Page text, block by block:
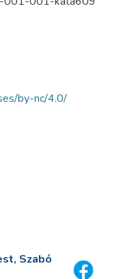
by-nc/4.0/
Szabó